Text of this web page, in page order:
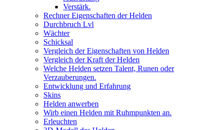
Verstärk.
Rechner Eigenschaften der Helden
Durchbruch Lvl
Wächter
Schicksal
Vergleich der Eigenschaften von Helden
Vergleich der Kraft der Helden
Welche Helden setzen Talent, Runen oder
Verzauberungen.
Entwicklung und Erfahrung
Skins
Helden anwerben
Wirb einen Helden mit Ruhmpunkten an.
Erleuchten